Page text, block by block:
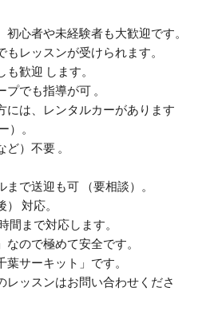
初心者や未経験者も大歓迎です。
もレッスンが受けられます。
歓迎 します。
でも指導が可 。
には、レンタルカーがあります
）。
）不要 。
で送迎も可 （要相談）。
対応。
間まで対応します。
なので極めて安全です。
サーキット」です。
レッスンはお問い合わせくださ